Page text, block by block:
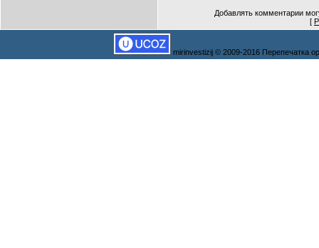
Добавлять комментарии
[
mirinvestizij © 2009-2016 Перепечатка